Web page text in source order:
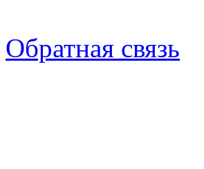
Обратная связь